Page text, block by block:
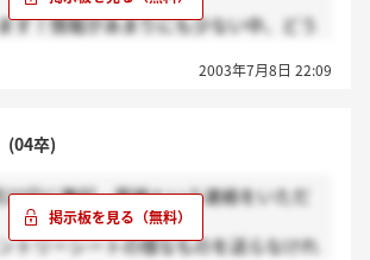
す！情報があまりにも少ない中、どう
の方にお話を伺おうと思っています。
2003年7月8日 22:09
(04卒)
日に筆記・面接という連絡をいただ
トリーシートの様なものを送らなけれ